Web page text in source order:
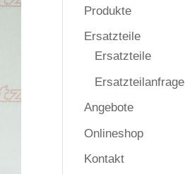
Produkte
Ersatzteile
Ersatzteile
Ersatzteilanfrage
Angebote
Onlineshop
Kontakt